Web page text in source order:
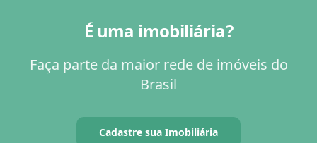
É uma imobiliária?
Faça parte da maior rede de imóveis do
Brasil
Cadastre sua Imobiliária